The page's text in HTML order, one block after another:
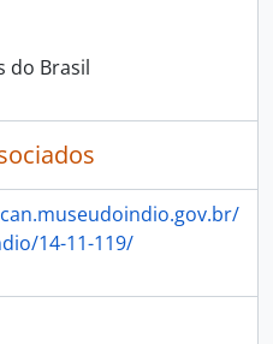
do Brasil
14-11-119/